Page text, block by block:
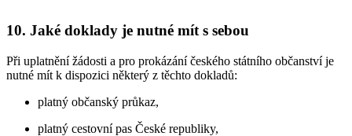
10. Jaké doklady je nutné mít s sebou
Při uplatnění žádosti a pro prokázání českého státního občanství je
nutné mít k dispozici některý z těchto dokladů:
platný občanský průkaz,
platný cestovní pas České republiky,